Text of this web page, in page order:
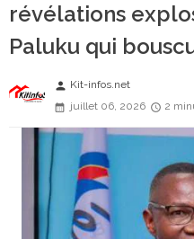
révélations
Paluku qui
person Kit-infos.net
juillet 06, 2026
2